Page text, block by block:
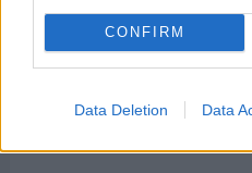
CONFIRM
Data Deletion Data
¿Qué día crearías tu?
Calendarios